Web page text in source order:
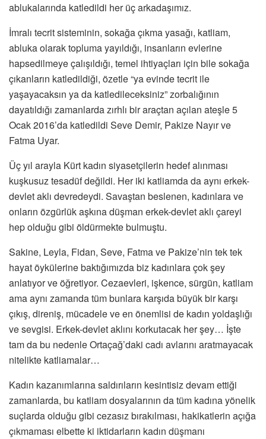
ablukalarında katledildi her üç arkadaşımız.
İmralı tecrit sisteminin, sokağa çıkma yasağı, katliam,
abluka olarak topluma yayıldığı, insanların evlerine
hapsedilmeye çalışıldığı, temel ihtiyaçları için bile sokağa
çıkanların katledildiği, özetle “ya evinde tecrit ile
yaşayacaksın ya da katledileceksiniz” zorbalığının
dayatıldığı zamanlarda zırhlı bir araçtan açılan ateşle 5
Ocak 2016’da katledildi Seve Demir, Pakize Nayır ve
Fatma Uyar.
Üç yıl arayla Kürt kadın siyasetçilerin hedef alınması
kuşkusuz tesadüf değildi. Her iki katliamda da aynı erkek-
devlet aklı devredeydi. Savaştan beslenen, kadınlara ve
onların özgürlük aşkına düşman erkek-devlet aklı çareyi
hep olduğu gibi öldürmekte bulmuştu.
Sakine, Leyla, Fidan, Seve, Fatma ve Pakize’nin tek tek
hayat öykülerine baktığımızda biz kadınlara çok şey
anlatıyor ve öğretiyor. Cezaevleri, işkence, sürgün, katliam
ama aynı zamanda tüm bunlara karşıda büyük bir karşı
çıkış, direniş, mücadele ve en önemlisi de kadın yoldaşlığı
ve sevgisi. Erkek-devlet aklını korkutacak her şey… İşte
tam da bu nedenle Ortaçağ’daki cadı avlarını aratmayacak
nitelikte katliamalar…
Kadın kazanımlarına saldırıların kesintisiz devam ettiği
zamanlarda, bu katliam dosyalarının da tüm kadına yönelik
suçlarda olduğu gibi cezasız bırakılması, hakikatlerin açığa
çıkmaması elbette ki iktidarların kadın düşmanı